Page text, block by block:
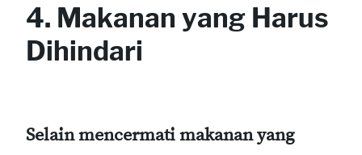
4. Makanan yang Harus
Dihindari
Selain mencermati makanan yang